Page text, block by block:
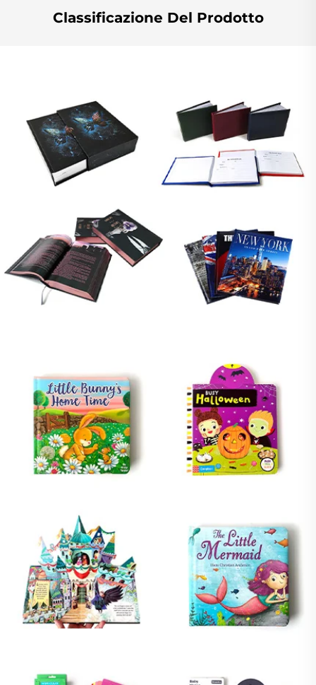
Classificazione Del Prodotto